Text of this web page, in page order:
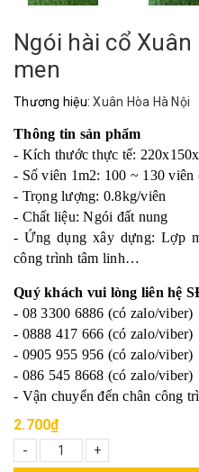
Ngói hài cổ
men
Thương hiệu:Xuân Hòa Hà Nội
Thông tin sản phẩm
- Kích thước thực tế:
- Số viên 1m2: 100 ~ 130
- Trọng lượng: 0.8kg/viên
- Chất liệu: Ngói đất nung
- Ứng dụng xây dựng: Lợp
công trình tâm linh…
Quý khách vui lòng liên hệ
- 08 3300 6886 (có zalo/viber)
- 0888 417 666 (có zalo/viber)
- 0905 955 956 (có zalo/viber)
- 086 545 8668 (có zalo/viber)
- Vận chuyển đến chân công
2.700₫
-
+